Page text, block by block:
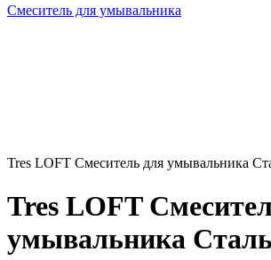
Смеситель для умывальника
Tres LOFT Смеситель для умывальника
Tres LOFT
умывальника